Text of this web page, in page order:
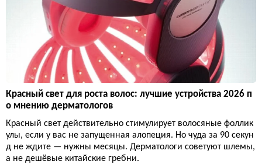
Красный свет для роста волос: лучшие устройства 2026 п
о мнению дерматологов
Красный свет действительно стимулирует волосяные фоллик
улы, если у вас не запущенная алопеция. Но чуда за 90 секун
д не ждите — нужны месяцы. Дерматологи советуют шлемы,
а не дешёвые китайские гребни.